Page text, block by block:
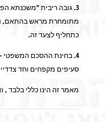
3. גובה ריבית "משכנתא
כתחליף לצעד זה.
4. בחינת ההסכם המשפטי
סעיפים מקפחים וחד
מאמר זה הינו כללי בלבד ,